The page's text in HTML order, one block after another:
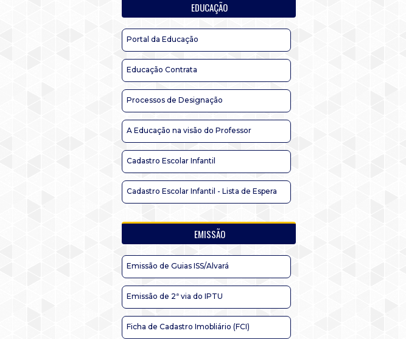
EDUCAÇÃO
Portal da Educação
Educação Contrata
Processos de Designação
A Educação na visão do Professor
Cadastro Escolar Infantil
Cadastro Escolar Infantil - Lista de Espera
EMISSÃO
Emissão de Guias ISS/Alvará
Emissão de 2ª via do IPTU
Ficha de Cadastro Imobliário (FCI)